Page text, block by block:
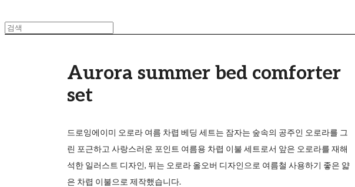
Aurora summer bed comforter
set
드로잉에이미 오로라 여름 차렵 베딩 세트는 잠자는 숲속의 공주인 오로라를 그
린 포근하고 사랑스러운 포인트 여름용 차렵 이불 세트로서 앞은 오로라를 재해
석한 일러스트 디자인, 뒤는 오로라 올오버 디자인으로 여름철 사용하기 좋은 얇
은 차렵 이불으로 제작했습니다.